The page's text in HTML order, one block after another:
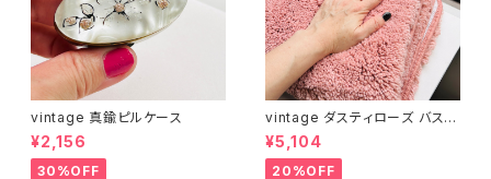
vintage 真鍮ピルケース
¥2,156
30%OFF
vintage ダスティローズ バスマ
ット
¥5,104
20%OFF